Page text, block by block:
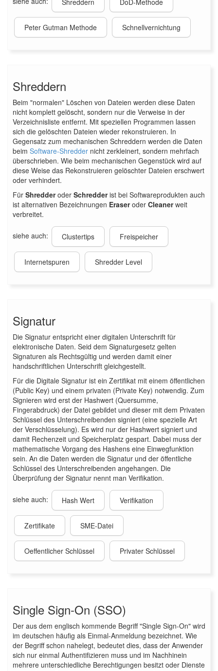
Shreddern DoD-Methode
Peter Gutman Methode Schnellvernichtung
Shreddern
Beim "normalen" Löschen von Dateien werden diese Daten
nicht komplett gelöscht, sondern nur die Verweise in der
Verzeichnisliste entfernt. Mit speziellen Programmen lassen
sich die gelöschten Dateien wieder rekonstruieren. In
Gegensatz zum mechanischen Schreddern werden die Daten
beim Software-Shredder nicht zerkleinert, sondern mehrfach
überschrieben. Wie beim mechanischen Gegenstück wird auf
diese Weise das Rekonstruieren gelöschter Dateien erschwert
oder verhindert.
Für Shredderoder Schredderist bei Softwareprodukten auch
ist alternativen Bezeichnungen Eraseroder Cleanerweit
verbreitet.
siehe auch: Clustertips Freispeicher
Internetspuren Shredder Level
Signatur
Die Signatur entspricht einer digitalen Unterschrift für
elektronische Daten. Seid dem Signaturgesetz gelten
Signaturen als Rechtsgültig und werden damit einer
handschriftlichen Unterschrift gleichgestellt.
Für die Digitale Signatur ist ein Zertifikat mit einem öffentlichen
(Public Key) und einem privaten (Private Key) notwendig. Zum
Signieren wird erst der Hashwert (Quersumme,
Fingerabdruck) der Datei gebildet und dieser mit dem Privaten
Schlüssel des Unterschreibenden signiert (eine spezielle Art
der Verschlüsselung). Es wird nur der Hashwert signiert und
damit Rechenzeit und Speicherplatz gespart. Dabei muss der
mathematische Vorgang des Hashens eine Einwegfunktion
sein. An die Daten werden die Signatur und der öffentliche
Schlüssel des Unterschreibenden angehangen. Die
Überprüfung der Signatur nennt man Verifikation.
siehe auch: Hash Wert Verifikation
Zertifikate SME-Datei
Oeffentlicher Schlüssel Privater Schlüssel
Single Sign-On (SSO)
Der aus dem englisch kommende Begriff "Single Sign-On" wird
im deutschen häufig als Einmal-Anmeldung bezeichnet. Wie
der Begriff schon nahelegt, bedeutet dies, dass der Anwender
sich nur einmal Authentifizieren muss und im Nachhinein
mehrere unterschiedliche Berechtigungen besitzt oder Dienste